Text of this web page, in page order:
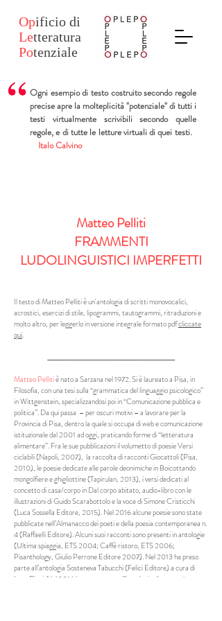
Opificio di
Letteratura
Potenziale
Ogni esempio di testo costruito secondo regole
precise apre la molteplicità "potenziale" di tutti i
testi virtualmente scrivibili secondo quelle
regole, e di tutte le letture virtuali di quei testi.
Italo Calvino
Matteo Pelliti
FRAMMENTI
LUDOLINGUISTICI IMPERFETTI
Il testo di Matteo Pelliti è un'antologia di scritti monovocalici,
acrostici, esercizi di stile, lipogrammi, tautogrammi, ritraduzioni e
molto altro, per leggerlo in versione integrale formato pdfcliccate
qui.
Matteo Pellitiè nato a Sarzana nel 1972. Si è laureato a Pisa, in
Filosofia, con una tesi sulla “grammatica del linguaggio psicologico”
in Wittgenstein, specializzandosi poi in “Comunicazione pubblica e
politica”. Da qui passa – per oscuri motivi – a lavorare per la
Provincia di Pisa, dentro la quale si occupa di web e comunicazione
istituzionale dal 2001 ad oggi, praticando forme di “letteratura
alimentare”. Fra le sue pubblicazioni il volumetto di poesie Versi
ciclabili (Napoli, 2007), la raccolta di racconti Giocattoli (Pisa,
2010), le poesie dedicate alle parole deonimiche in Boicottando
mongolfiere e ghigliottine (Tapirulan, 2013), i versi dedicati al
concetto di casa/corpo in Dal corpo abitato, audio-libro con le
illustrazioni di Guido Scarabottolo e la voce di Simone Cristicchi
(Luca Sossella Editore, 2015). Nel 2016 alcune poesie sono state
pubblicate nell’Almanacco dei poeti e della poesia contemporanea n.
4 (Raffaelli Editore). Alcuni suoi racconti sono presenti in antologie
(Ultima spiaggia, ETS 2004; Caffè ristoro, ETS 2006;
Pisanthology, Giulio Perrone Editore 2007). Nel 2013 ha preso
parte all’antologia Sosteneva Tabucchi (Felici Editore) a cura di
Luca Ricci. Nel 2016 ha preso parte all’antologia di racconti